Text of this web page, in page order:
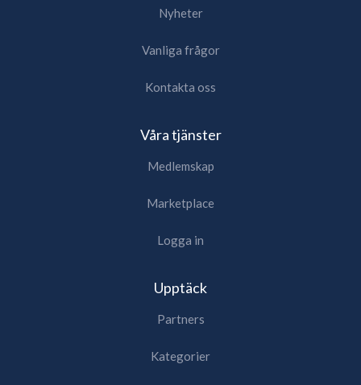
Nyheter
Vanliga frågor
Kontakta oss
Våra tjänster
Medlemskap
Marketplace
Logga in
Upptäck
Partners
Kategorier